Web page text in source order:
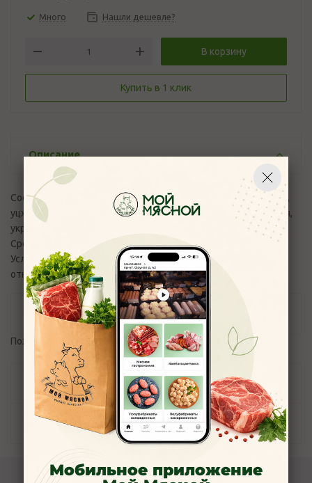
Много Нашли дешевле?
В корзину
Купить в 1 клик
Описание
Состав:Чеснок, перец красный молотый, кориандр молотый,
уцхо-сунели молотый, шафран молотый, соль, зира молотая,
укроп молотый
Срок хранения:2,0 г
Условия хранения:При температуре не выше +20°С и
относительной влажности воздуха не более 75%
Отзывы
Пожалуйста, авторизуйтесь, чтобы оставить отзыв.
Задать вопрос
Наличие
Мобильное приложение